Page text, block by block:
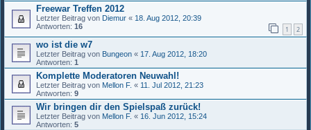
Freewar Treffen 2012
Letzter Beitrag von Diemur « 18. Aug 2012, 20:39
Antworten: 16 1 2
wo ist die w7
Letzter Beitrag von Bungeon « 17. Aug 2012, 18:20
Antworten: 1
Komplette Moderatoren Neuwahl!
Letzter Beitrag von Mellon F. « 11. Jul 2012, 21:23
Antworten: 9
Wir bringen dir den Spielspaß zurück!
Letzter Beitrag von Mellon F. « 16. Jun 2012, 15:24
Antworten: 5